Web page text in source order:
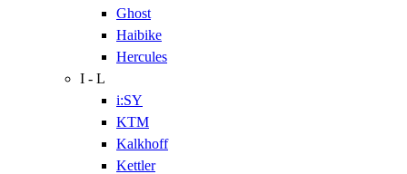
Ghost
Haibike
Hercules
I - L
i:SY
KTM
Kalkhoff
Kettler